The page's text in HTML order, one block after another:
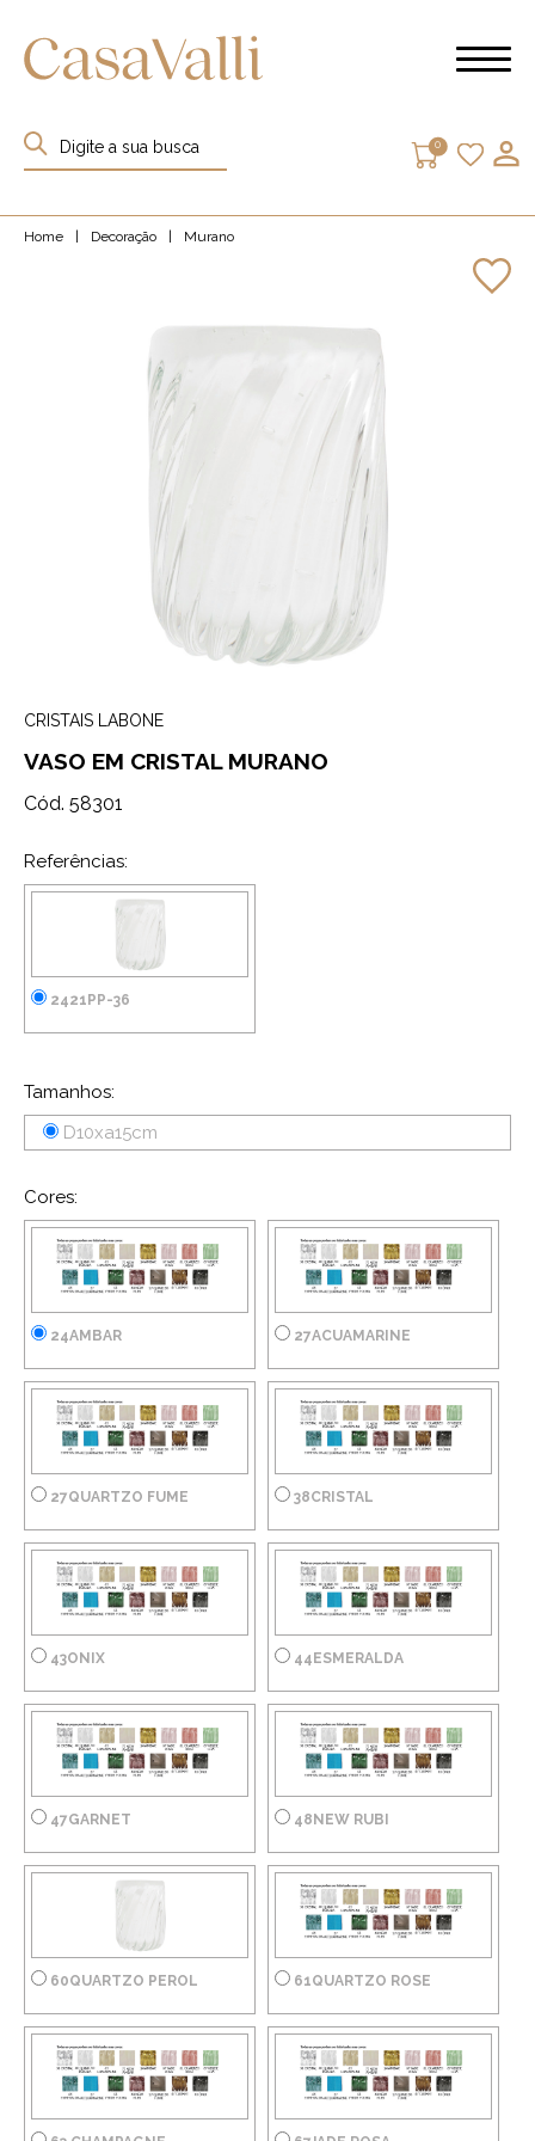
0
Home Decoração Murano
CRISTAIS LABONE
VASO EM CRISTAL MURANO
Cód. 58301
Referências:
2421PP-36
Tamanhos:
D10xa15cm
Cores:
24AMBAR 27ACUAMARINE
27QUARTZO FUME 38CRISTAL
43ONIX 44ESMERALDA
47GARNET 48NEW RUBI
60QUARTZO PEROL 61QUARTZO ROSE